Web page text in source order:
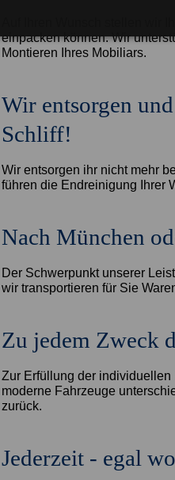
einpacken können. Wir
Montieren Ihres Mobiliars.
Wir entsorgen
Schliff!
Wir entsorgen ihr nicht mehr
führen die Endreinigung Ihrer
Nach München
Der Schwerpunkt unserer
wir transportieren für Sie
Zu jedem Zweck
Zur Erfüllung der
moderne Fahrzeuge
zurück.
Jederzeit - egal